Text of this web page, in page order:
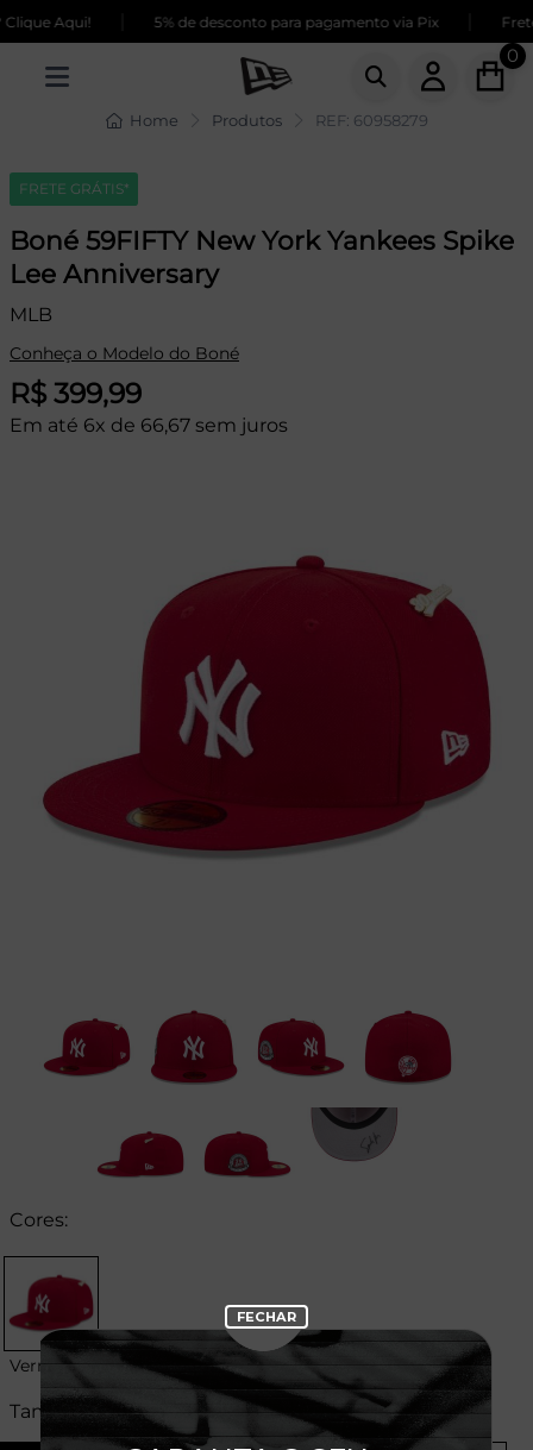
Aqui! 5% de desconto para pagamento via Pix
0
Home Produtos REF: 60958279
FRETE GRÁTIS*
Boné 59FIFTY New York Yankees Spike
Lee Anniversary
MLB
Conheça o Modelo do Boné
R$ 399,99
Em até 6x de 66,67 sem juros
Cores:
Vermelho
Tamanhos: